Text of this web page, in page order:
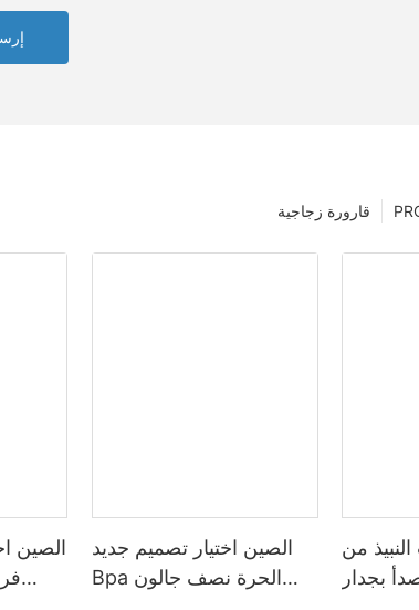
قارورة زجاجية
الصين
الصين اختيار تصميم جديد
Bpa الحرة نصف جالون
من
بجدار